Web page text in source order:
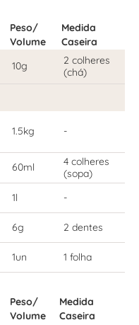
Peso/
Volume
Medida
Caseira
10g
2 colheres
(chá)
1.5kg -
60ml
4 colheres
(sopa)
1l -
6g 2 dentes
1un 1 folha
Peso/
Volume
Medida
Caseira